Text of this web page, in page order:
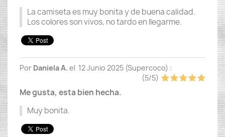
La camiseta es muy bonita y de buena calidad.
Los colores son vivos, no tardo en llegarme.
Por Daniela A. el 12 Junio 2025 (Supercoco) :
(5/5)
Me gusta, esta bien hecha.
Muy bonita.